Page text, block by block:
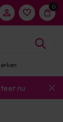
0
nu